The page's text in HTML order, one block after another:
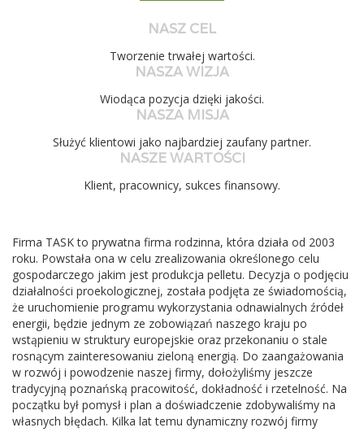
NASZ CEL
Tworzenie trwałej wartości.
NASZA WIZJA
Wiodąca pozycja dzięki jakości.
NASZA MISJA
Służyć klientowi jako najbardziej zaufany partner.
NASZE WARTOŚCI
Klient, pracownicy, sukces finansowy.
Firma TASK to prywatna firma rodzinna, która działa od 2003
roku. Powstała ona w celu zrealizowania określonego celu
gospodarczego jakim jest produkcja pelletu. Decyzja o podjęciu
działalności proekologicznej, została podjęta ze świadomością,
że uruchomienie programu wykorzystania odnawialnych źródeł
energii, będzie jednym ze zobowiązań naszego kraju po
wstąpieniu w struktury europejskie oraz przekonaniu o stale
rosnącym zainteresowaniu zieloną energią. Do zaangażowania
w rozwój i powodzenie naszej firmy, dołożyliśmy jeszcze
tradycyjną poznańską pracowitość, dokładność i rzetelność. Na
początku był pomysł i plan a doświadczenie zdobywaliśmy na
własnych błędach. Kilka lat temu dynamiczny rozwój firmy